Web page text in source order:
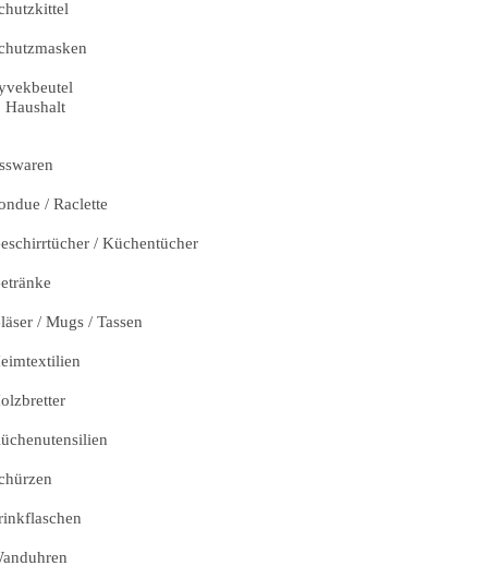
Haushalt
/ Raclette
/ Küchentücher
/ Mugs / Tassen